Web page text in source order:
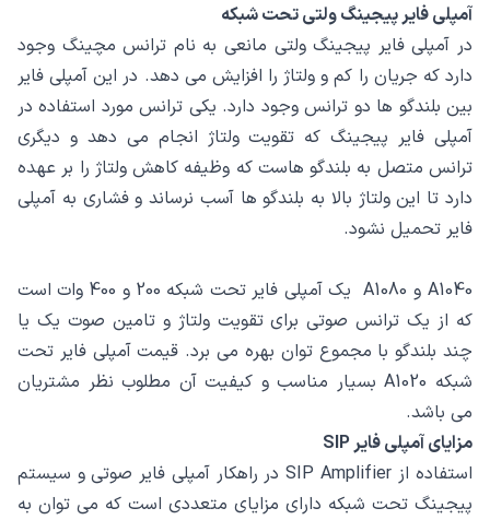
آمپلی فایر پیجینگ ولتی تحت شبکه
در آمپلی فایر پیجینگ ولتی مانعی به نام ترانس مچینگ وجود
دارد که جریان را کم و ولتاژ را افزایش می دهد. در این آمپلی فایر
بین بلندگو ها دو ترانس وجود دارد. یکی ترانس مورد استفاده در
آمپلی فایر پیجینگ که تقویت ولتاژ انجام می دهد و دیگری
ترانس متصل به بلندگو هاست که وظیفه کاهش ولتاژ را بر عهده
دارد تا این ولتاژ بالا به بلندگو ها آسب نرساند و فشاری به آمپلی
فایر تحمیل نشود.
A1040 و A1080 یک آمپلی فایر تحت شبکه 200 و 400 وات است
که از یک ترانس صوتی برای تقویت ولتاژ و تامین صوت یک یا
چند بلندگو با مجموع توان بهره می برد. قیمت آمپلی فایر تحت
شبکه A1020 بسیار مناسب و کیفیت آن مطلوب نظر مشتریان
می باشد.
مزایای آمپلی فایر SIP
استفاده از SIP Amplifier در راهکار آمپلی فایر صوتی و سیستم
پیجینگ تحت شبکه دارای مزایای متعددی است که می توان به